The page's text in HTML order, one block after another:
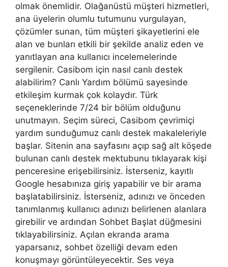
olmak önemlidir. Olağanüstü müşteri hizmetleri,
ana üyelerin olumlu tutumunu vurgulayan,
çözümler sunan, tüm müşteri şikayetlerini ele
alan ve bunları etkili bir şekilde analiz eden ve
yanıtlayan ana kullanıcı incelemelerinde
sergilenir. Casibom için nasıl canlı destek
alabilirim? Canlı Yardım bölümü sayesinde
etkileşim kurmak çok kolaydır. Türk
seçeneklerinde 7/24 bir bölüm olduğunu
unutmayın. Seçim süreci, Casibom çevrimiçi
yardım sunduğumuz canlı destek makaleleriyle
başlar. Sitenin ana sayfasını açıp sağ alt köşede
bulunan canlı destek mektubunu tıklayarak kişi
penceresine erişebilirsiniz. İsterseniz, kayıtlı
Google hesabınıza giriş yapabilir ve bir arama
başlatabilirsiniz. İsterseniz, adınızı ve önceden
tanımlanmış kullanıcı adınızı belirlenen alanlara
girebilir ve ardından Sohbet Başlat düğmesini
tıklayabilirsiniz. Açılan ekranda arama
yaparsanız, sohbet özelliği devam eden
konuşmayı görüntüleyecektir. Ses veya